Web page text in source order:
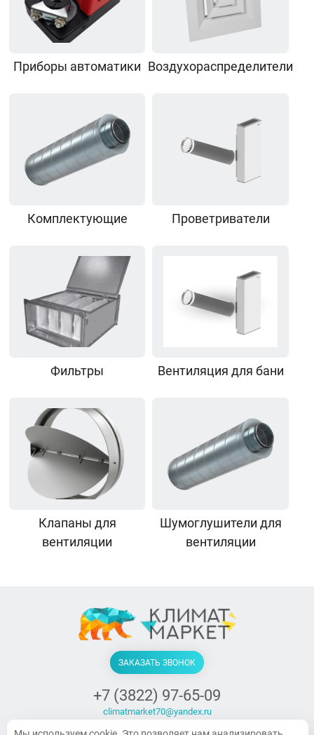
Приборы автоматики Воздухораспределители
Комплектующие Проветриватели
Фильтры Вентиляция для бани
Клапаны для
вентиляции
Шумоглушители для
вентиляции
ЗАКАЗАТЬ ЗВОНОК
+7 (3822) 97-65-09
climatmarket70@yandex.ru